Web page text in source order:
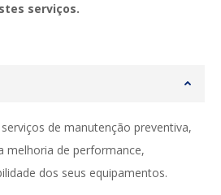
serviços.
de manutenção preventiva,
melhoria de performance,
dos seus equipamentos.